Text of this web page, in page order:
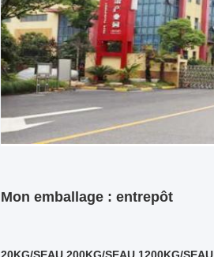
Mon emballage : entrepôt